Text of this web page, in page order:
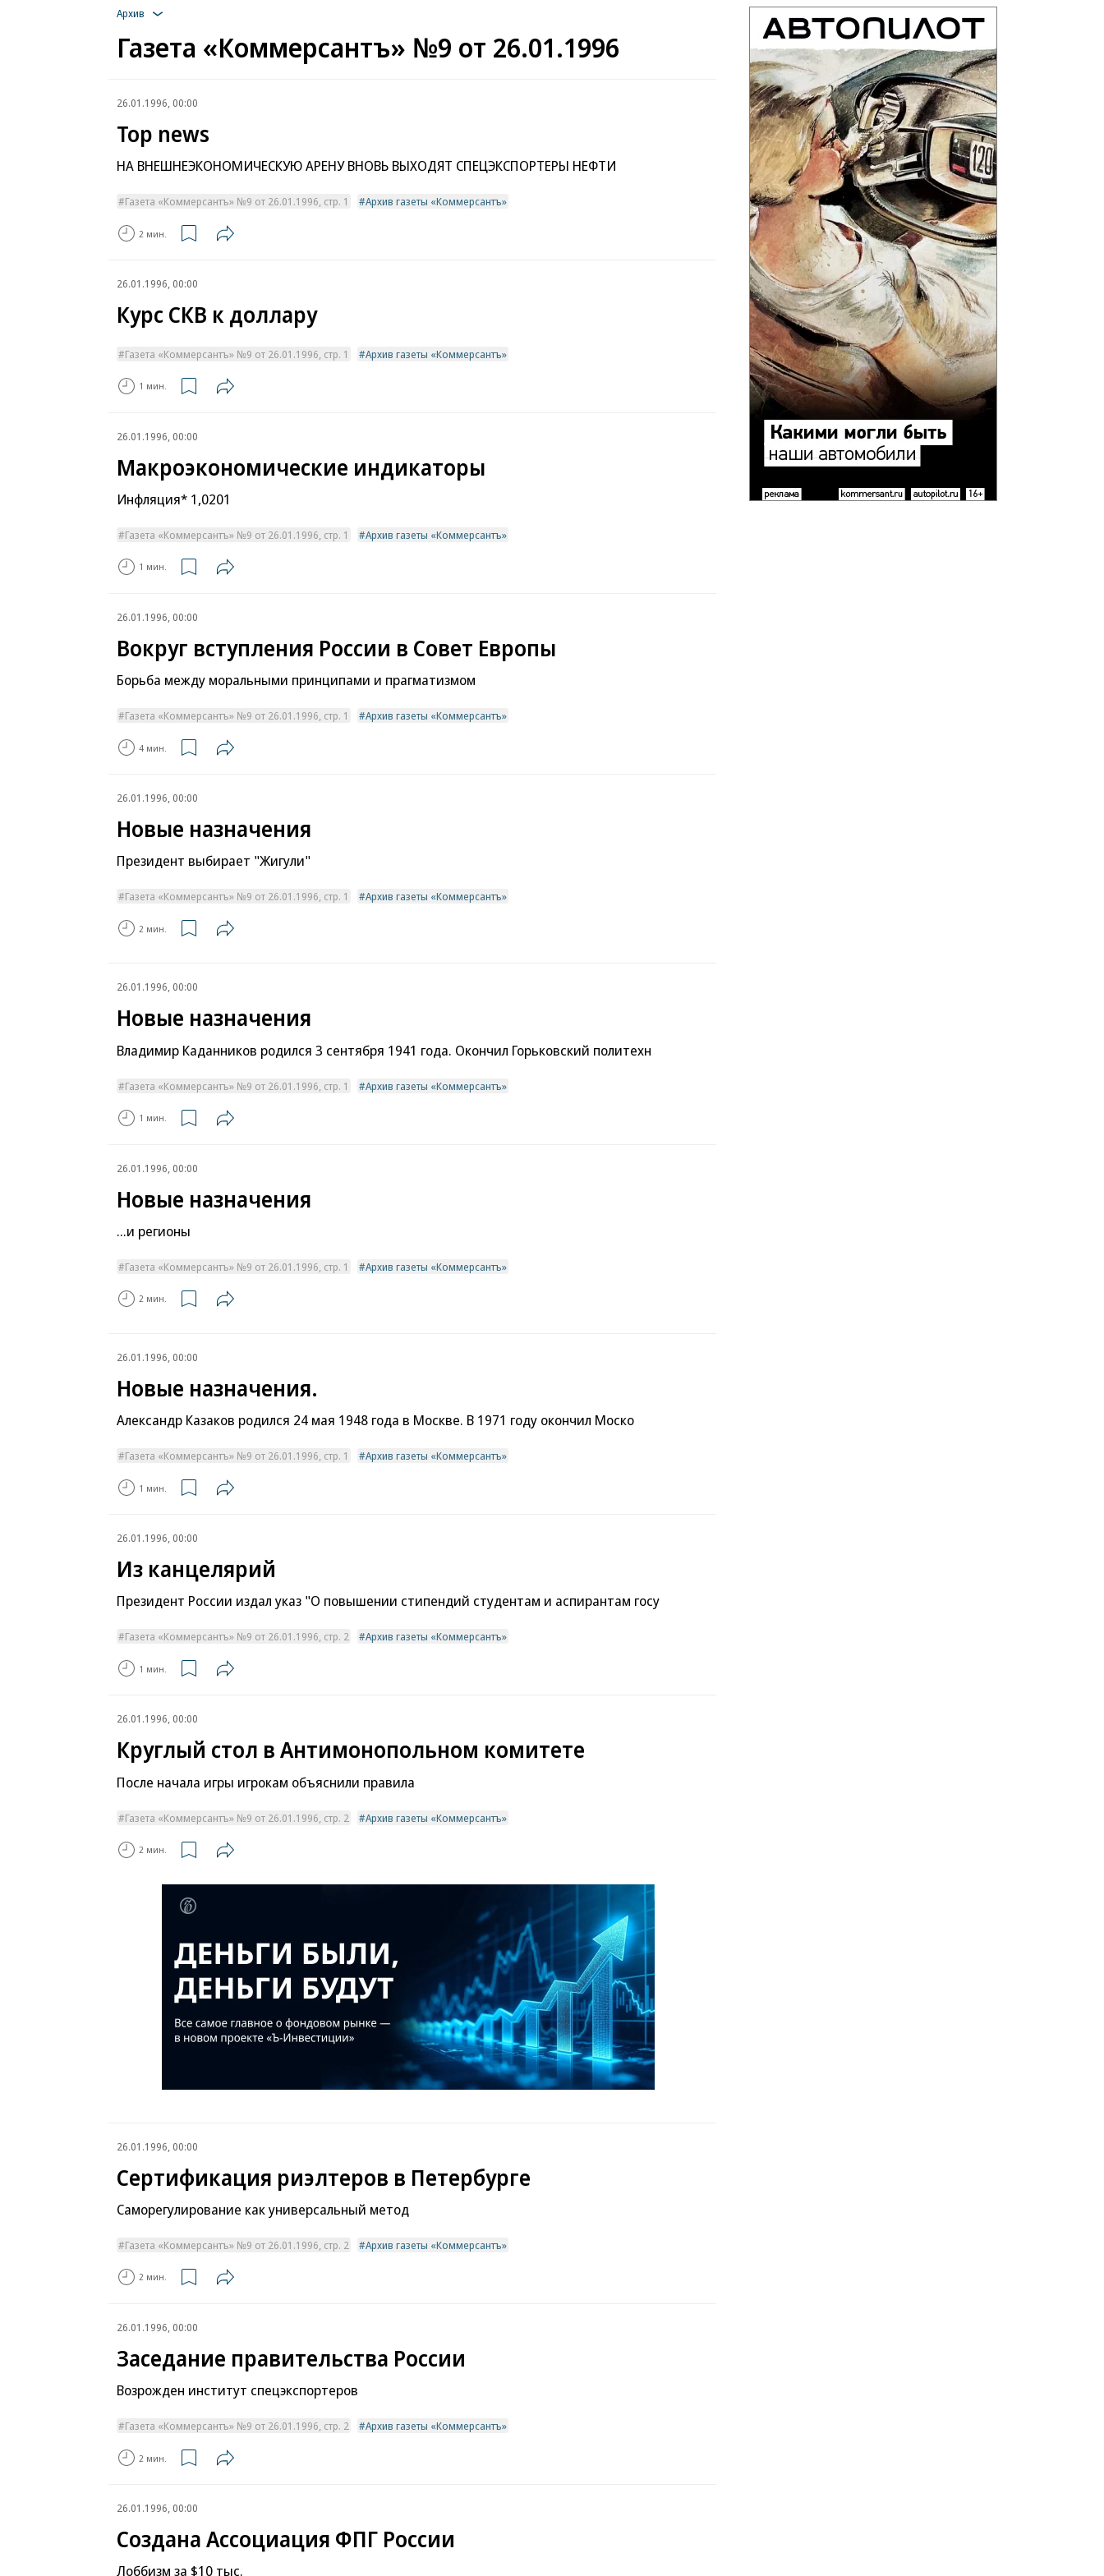
Архив
Газета «Коммерсантъ» №9 от 26.01.1996
26.01.1996, 00:00
Top news
НА ВНЕШНЕЭКОНОМИЧЕСКУЮ АРЕНУ ВНОВЬ ВЫХОДЯТ СПЕЦЭКСПОРТЕРЫ НЕФТИ
Газета «Коммерсантъ» №9 от 26.01.1996, стр. 1 Архив газеты «Коммерсантъ»
2 мин.
26.01.1996, 00:00
Курс СКВ к доллару
Газета «Коммерсантъ» №9 от 26.01.1996, стр. 1 Архив газеты «Коммерсантъ»
1 мин.
26.01.1996, 00:00
Макроэкономические индикаторы
Инфляция* 1,0201
Газета «Коммерсантъ» №9 от 26.01.1996, стр. 1 Архив газеты «Коммерсантъ»
1 мин.
26.01.1996, 00:00
Вокруг вступления России в Совет Европы
Борьба между моральными принципами и прагматизмом
Газета «Коммерсантъ» №9 от 26.01.1996, стр. 1 Архив газеты «Коммерсантъ»
4 мин.
26.01.1996, 00:00
Новые назначения
Президент выбирает "Жигули"
Газета «Коммерсантъ» №9 от 26.01.1996, стр. 1 Архив газеты «Коммерсантъ»
2 мин.
26.01.1996, 00:00
Новые назначения
Владимир Каданников родился 3 сентября 1941 года. Окончил Горьковский политехн
Газета «Коммерсантъ» №9 от 26.01.1996, стр. 1 Архив газеты «Коммерсантъ»
1 мин.
26.01.1996, 00:00
Новые назначения
...и регионы
Газета «Коммерсантъ» №9 от 26.01.1996, стр. 1 Архив газеты «Коммерсантъ»
2 мин.
26.01.1996, 00:00
Новые назначения.
Александр Казаков родился 24 мая 1948 года в Москве. В 1971 году окончил Моско
Газета «Коммерсантъ» №9 от 26.01.1996, стр. 1 Архив газеты «Коммерсантъ»
1 мин.
26.01.1996, 00:00
Из канцелярий
Президент России издал указ "О повышении стипендий студентам и аспирантам госу
Газета «Коммерсантъ» №9 от 26.01.1996, стр. 2 Архив газеты «Коммерсантъ»
1 мин.
26.01.1996, 00:00
Круглый стол в Антимонопольном комитете
После начала игры игрокам объяснили правила
Газета «Коммерсантъ» №9 от 26.01.1996, стр. 2 Архив газеты «Коммерсантъ»
2 мин.
26.01.1996, 00:00
Сертификация риэлтеров в Петербурге
Саморегулирование как универсальный метод
Газета «Коммерсантъ» №9 от 26.01.1996, стр. 2 Архив газеты «Коммерсантъ»
2 мин.
26.01.1996, 00:00
Заседание правительства России
Возрожден институт спецэкспортеров
Газета «Коммерсантъ» №9 от 26.01.1996, стр. 2 Архив газеты «Коммерсантъ»
2 мин.
26.01.1996, 00:00
Создана Ассоциация ФПГ России
Лоббизм за $10 тыс.